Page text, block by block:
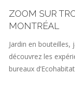
ZOOM SUR
MONTRÉAL
Jardin en
découvrez les
bureaux